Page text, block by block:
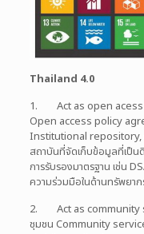
Thailand 4.0
1. Act as open acess
Open access policy
Institutional
สถาบันที่จัดเก็บข้อมูลที่เป็
การรับรองมาตรฐาน เช่น
ความร่วมมือในด้านทรัพยา
2. Act as community
ชุมชน Community